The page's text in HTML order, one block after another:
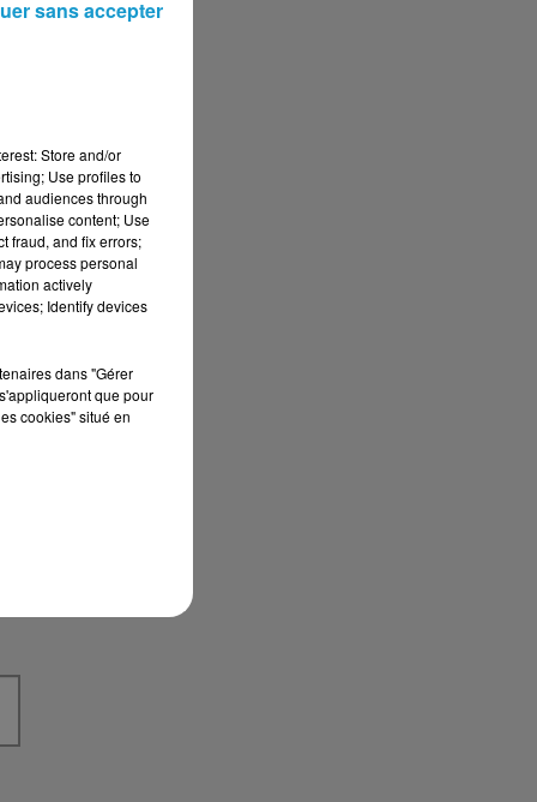
Store and/or
Use profiles to
audiences through
content; Use
fraud, and fix errors;
process personal
actively
Identify devices
dans "Gérer
que pour
cookies" situé en
sans accepter